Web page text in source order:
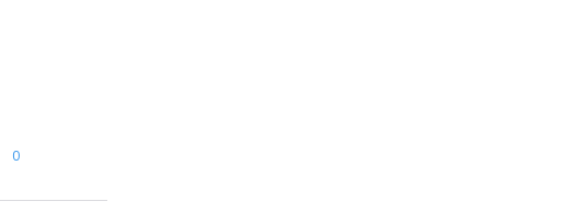
LOVE
IT
0